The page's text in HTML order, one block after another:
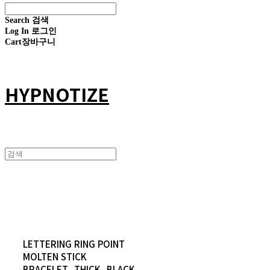
Search 검색
Log In 로그인
Cart장바구니
HYPNOTIZE
LETTERING RING POINT
MOLTEN STICK